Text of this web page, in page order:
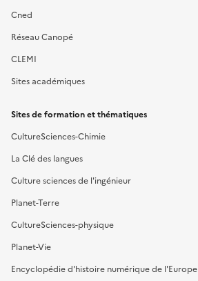
Cned
Réseau Canopé
CLEMI
Sites académiques
Sites de formation et thématiques
CultureSciences-Chimie
La Clé des langues
Culture sciences de l'ingénieur
Planet-Terre
CultureSciences-physique
Planet-Vie
Encyclopédie d'histoire numérique de l'Europe